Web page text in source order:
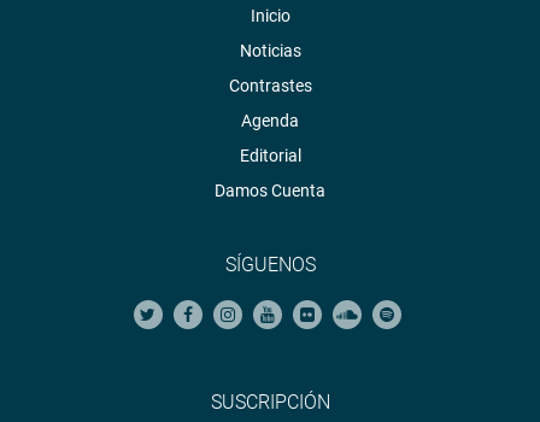
Inicio
Noticias
Contrastes
Agenda
Editorial
Damos Cuenta
SÍGUENOS
SUSCRIPCIÓN